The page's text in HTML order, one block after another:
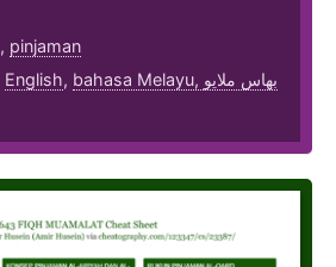
, pinjaman
English, bahasa Melayu, بهاس ملايو‎